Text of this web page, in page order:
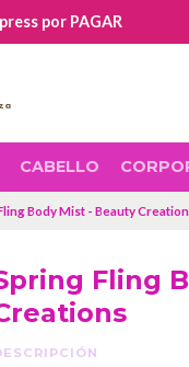
CABELLO
por PAGAR
Body Mist - Beauty
Fling